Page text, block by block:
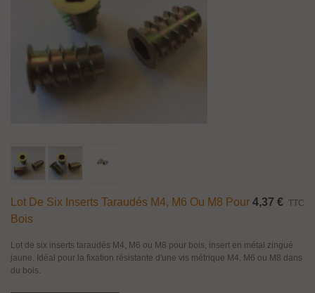
Lot De Six Inserts Taraudés M4, M6 Ou M8 Pour
Bois
4,37 € TTC
Lot de six inserts taraudés M4, M6 ou M8 pour bois, insert en métal zingué
jaune. Idéal pour la fixation résistante d'une vis métrique M4, M6 ou M8 dans
du bois.